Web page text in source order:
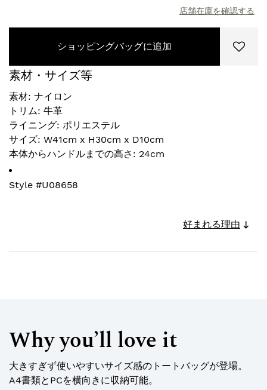
店舗在庫を確認する
ショッピングバッグに追加
素材・サイズ等
素材: ナイロン
トリム: 牛革
ライニング: ポリエステル
サイズ: W41cm x H30cm x D10cm
本体からハンドルまでの高さ: 24cm
Style #U08658
好まれる理由
Why you’ll love it
大きすぎず使いやすいサイズ感のトートバッグが登場。
A4書類とPCを横向きに収納可能。